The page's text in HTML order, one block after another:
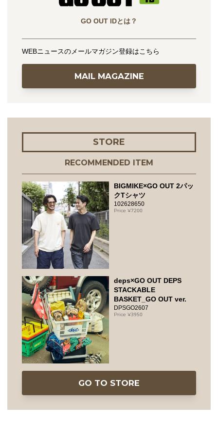
GO OUT IDとは？
WEBニュースのメールマガジン登録はこちら
MAIL MAGAZINE
STORE
RECOMMENDED ITEM
BIGMIKE×GO OUT 2パッ
クTシャツ
102628650
7200
deps×GO OUT DEPS
STACKABLE
BASKET_GO OUT ver.
DPSGO2607
3950
GO TO STORE